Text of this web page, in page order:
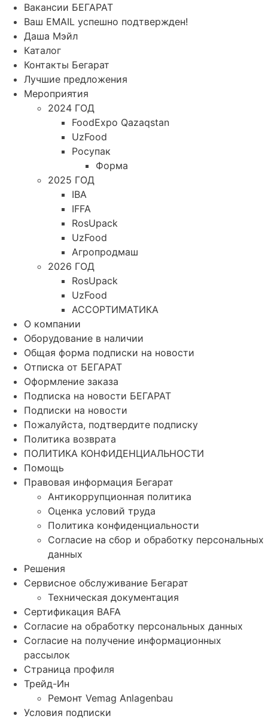
Вакансии БЕГАРАТ
Ваш EMAIL успешно подтвержден!
Даша Мэйл
Каталог
Контакты Бегарат
Лучшие предложения
Мероприятия
2024 ГОД
FoodExpo Qazaqstan
UzFood
Росупак
Форма
2025 ГОД
IBA
IFFA
RosUpack
UzFood
Агропродмаш
2026 ГОД
RosUpack
UzFood
АССОРТИМАТИКА
О компании
Оборудование в наличии
Общая форма подписки на новости
Отписка от БЕГАРАТ
Оформление заказа
Подписка на новости БЕГАРАТ
Подписки на новости
Пожалуйста, подтвердите подписку
Политика возврата
ПОЛИТИКА КОНФИДЕНЦИАЛЬНОСТИ
Помощь
Правовая информация Бегарат
Антикоррупционная политика
Оценка условий труда
Политика конфиденциальности
Согласие на сбор и обработку персональных
данных
Решения
Сервисное обслуживание Бегарат
Техническая документация
Сертификация BAFA
Согласие на обработку персональных данных
Согласие на получение информационных
рассылок
Страница профиля
Трейд-Ин
Ремонт Vemag Anlagenbau
Условия подписки